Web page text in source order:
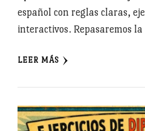
español con reglas claras,
interactivos. Repasaremos
LEER MÁS